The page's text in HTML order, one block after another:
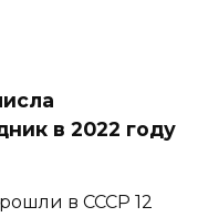
в 2022 году
в СССР 12